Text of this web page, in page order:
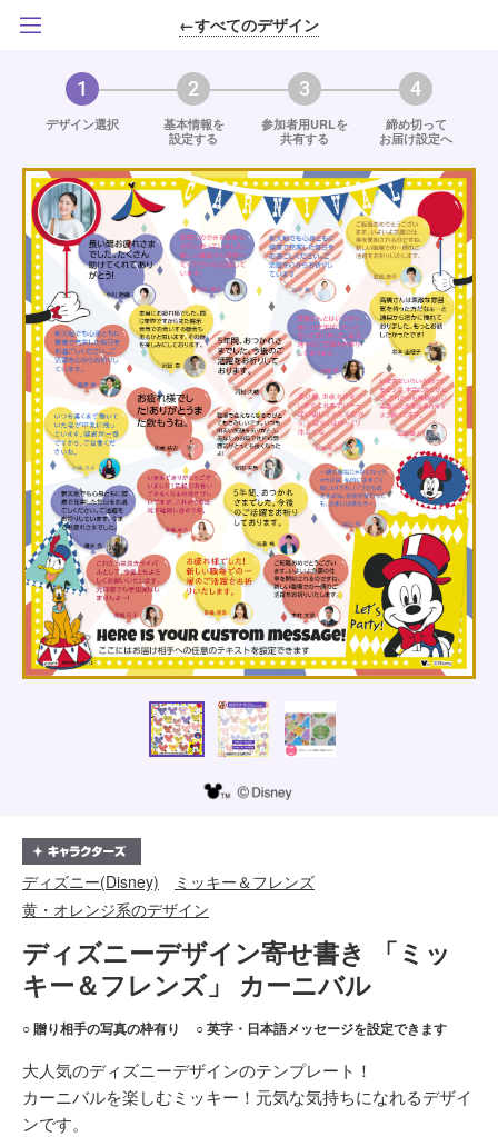
←すべてのデザイン
1
デザイン選択
2
基本情報を
設定する
3
参加者用URLを
共有する
4
締め切って
お届け設定へ
ディズニー(Disney)
ミッキー＆フレンズ
黄・オレンジ系のデザイン
ディズニーデザイン寄せ書き 「ミッ
キー＆フレンズ」 カーニバル
○ 贈り相手の写真の枠有り ○ 英字・日本語メッセージを設定できます
大人気のディズニーデザインのテンプレート！
カーニバルを楽しむミッキー！元気な気持ちになれるデザイ
ンです。